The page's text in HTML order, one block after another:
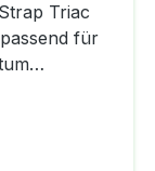
Triac
für